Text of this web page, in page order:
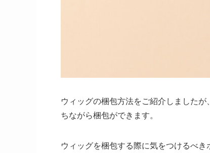
ウィッグの梱包方法をご紹介しました
ちながら梱包ができます。
ウィッグを梱包する際に気をつけるべき